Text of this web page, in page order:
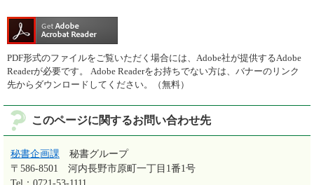
PDF形式のファイルをご覧いただく場合には、Adobe社が提供するAdobe
Readerが必要です。
Adobe Readerをお持ちでない方は、バナーのリンク
先からダウンロードしてください。（無料）
このページに関するお問い合わせ先
秘書企画課
秘書グループ
〒586-8501
河内長野市原町一丁目1番1号